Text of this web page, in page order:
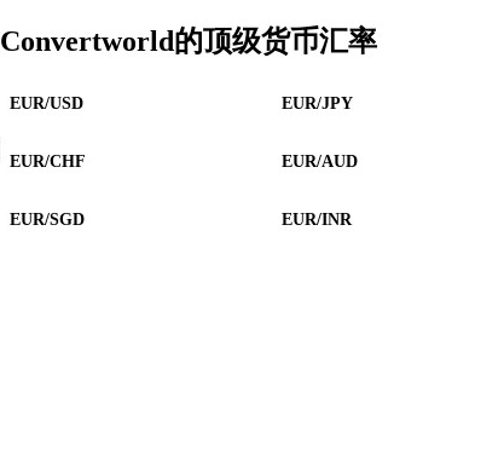
Convertworld的顶级货币汇率
EUR/USD EUR/JPY
EUR/CHF EUR/AUD
EUR/SGD EUR/INR